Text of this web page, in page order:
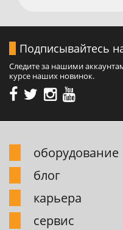
Подписывайтесь
Следите за нашими
курсе наших новинок.
обоpудование
блог
карьера
сервис